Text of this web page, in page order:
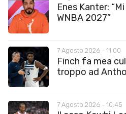
Enes Kanter:
WNBA 2027”
7 Agosto 2026 - 11:00
Finch fa mea
troppo ad
7 Agosto 2026 - 10:45